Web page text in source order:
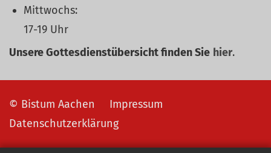
Mittwochs:
17-19 Uhr
Unsere Gottesdienstübersicht finden Sie hier.
© Bistum Aachen
Impressum
Datenschutzerklärung